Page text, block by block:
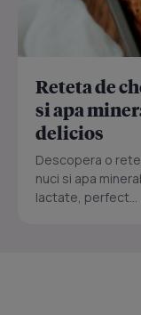
Reteta de
si apa
delicios
Descopera o
nuci si apa
lactate, perfect...